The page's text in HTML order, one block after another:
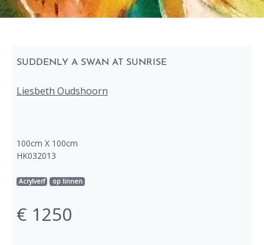
SUDDENLY A SWAN AT SUNRISE
Liesbeth Oudshoorn
100cm X 100cm
HK032013
Acrylverf op linnen
€ 1250